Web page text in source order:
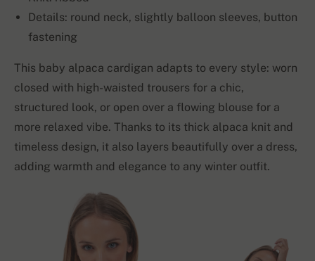
Details: round neck, slightly balloon sleeves, button
fastening
This baby alpaca cardigan adapts to every style: worn
closed with high-waisted trousers for a chic,
structured look, or open over a flowing blouse for a
more relaxed vibe. Thanks to its thick alpaca knit and
timeless design, it also layers beautifully over a dress,
adding warmth and elegance to any winter outfit.